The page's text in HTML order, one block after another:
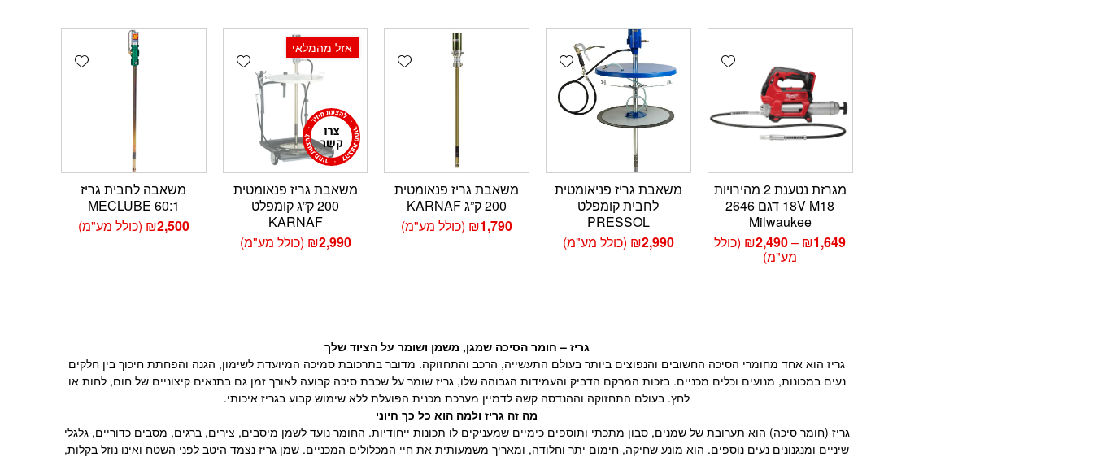
Add wishlist
מגרזת נטענת 2 מהירויות
18V M18 דגם 2646
Milwaukee
₪1,649
–
₪2,490 טווח
מחירים:
(כולל
מע"מ)
Add wishlist
משאבת גריז פניאומטית
לחבית קומפלט
PRESSOL
₪2,990 (כולל מע"מ)
Add wishlist
משאבת גריז פנאומטית
200 ק”ג KARNAF
₪1,790 (כולל מע"מ)
Add wishlist אזל מהמלאי
משאבת גריז פנאומטית
200 ק”ג קומפלט
KARNAF
₪2,990 (כולל מע"מ)
Add wishlist
משאבה לחבית גריז
MECLUBE 60:1
₪2,500 (כולל מע"מ)
גריז – חומר הסיכה שמגן, משמן ושומר על הציוד שלך
גריז הוא אחד מחומרי הסיכה החשובים והנפוצים ביותר בעולם התעשייה, הרכב והתחזוקה. מדובר בתרכובת סמיכה המיועדת לשימון, הגנה והפחתת חיכוך בין חלקים
נעים במכונות, מנועים וכלים מכניים. בזכות המרקם הדביק והעמידות הגבוהה שלו, גריז שומר על שכבת סיכה קבועה לאורך זמן גם בתנאים קיצוניים של חום, לחות או
לחץ. בעולם התחזוקה וההנדסה קשה לדמיין מערכת מכנית הפועלת ללא שימוש קבוע בגריז איכותי.
מה זה גריז ולמה הוא כל כך חיוני
גריז (חומר סיכה) הוא תערובת של שמנים, סבון מתכתי ותוספים כימיים שמעניקים לו תכונות ייחודיות. החומר נועד לשמן מיסבים, צירים, ברגים, מסבים כדוריים, גלגלי
שיניים ומנגנונים נעים נוספים. הוא מונע שחיקה, חימום יתר וחלודה, ומאריך משמעותית את חיי המכלולים המכניים. שמן גריז נצמד היטב לפני השטח ואינו נוזל בקלות,